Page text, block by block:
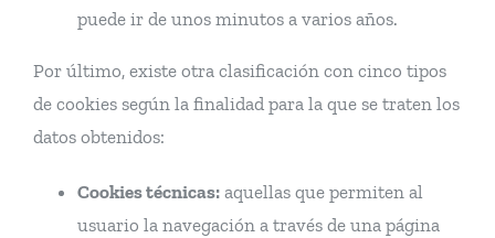
puede ir de unos minutos a varios años.
Por último, existe otra clasificación con cinco tipos
de cookies según la finalidad para la que se traten los
datos obtenidos:
Cookies técnicas: aquellas que permiten al
usuario la navegación a través de una página